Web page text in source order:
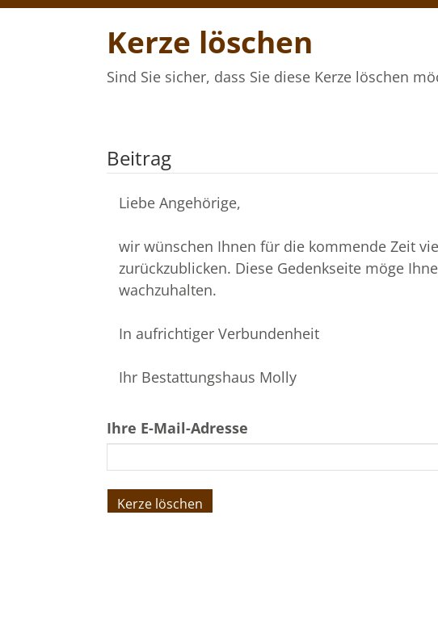
Kerze löschen
Sind Sie sicher, dass Sie diese Kerze löschen
Beitrag
Liebe Angehörige,
wir wünschen Ihnen für die kommende Zeit
zurückzublicken. Diese Gedenkseite möge
wachzuhalten.
In aufrichtiger Verbundenheit
Ihr Bestattungshaus Molly
Ihre E-Mail-Adresse